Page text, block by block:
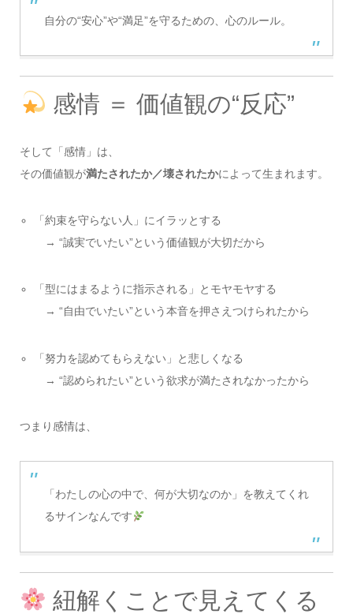
自分の“安心”や“満足”を守るための、心のルール。
感情 ＝ 価値観の“反応”
そして「感情」は、
その価値観が満たされたか／壊されたかによって生まれます。
「約束を守らない人」にイラッとする
→ “誠実でいたい”という価値観が大切だから
「型にはまるように指示される」とモヤモヤする
→ “自由でいたい”という本音を押さえつけられたから
「努力を認めてもらえない」と悲しくなる
→ “認められたい”という欲求が満たされなかったから
つまり感情は、
「わたしの心の中で、何が大切なのか」を教えてくれ
るサインなんです
紐解くことで見えてくる